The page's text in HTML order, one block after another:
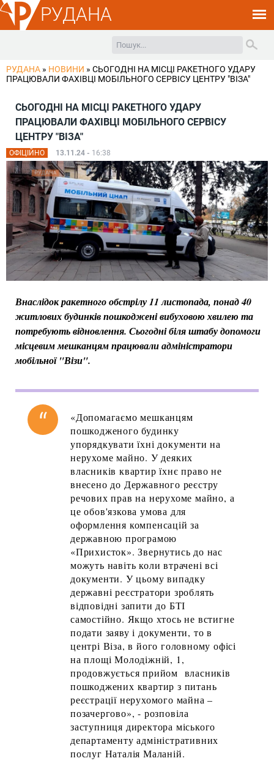
РУДАНА
РУДАНА » НОВИНИ » СЬОГОДНІ НА МІСЦІ РАКЕТНОГО УДАРУ
ПРАЦЮВАЛИ ФАХІВЦІ МОБІЛЬНОГО СЕРВІСУ ЦЕНТРУ "ВІЗА"
СЬОГОДНІ НА МІСЦІ РАКЕТНОГО УДАРУ
ПРАЦЮВАЛИ ФАХІВЦІ МОБІЛЬНОГО СЕРВІСУ
ЦЕНТРУ "ВІЗА"
ОФІЦІЙНО 13.11.24 - 16:38
Внаслідок ракетного обстрілу 11 листопада, понад 40
житлових будинків пошкоджені вибуховою хвилею та
потребують відновлення. Сьогодні біля штабу допомоги
місцевим мешканцям працювали адміністратори
мобільної "Візи".
«Допомагаємо мешканцям
пошкодженого будинку
упорядкувати їхні документи на
нерухоме майно. У деяких
власників квартир їхнє право не
внесено до Державного реєстру
речових прав на нерухоме майно, а
це обов'язкова умова для
оформлення компенсацій за
державною програмою
«Прихисток». Звернутись до нас
можуть навіть коли втрачені всі
документи. У цьому випадку
державні реєстратори зроблять
відповідні запити до БТІ
самостійно. Якщо хтось не встигне
подати заяву і документи, то в
центрі Віза, в його головному офісі
на площі Молодіжній, 1,
продовжується прийом власників
пошкоджених квартир з питань
реєстрації нерухомого майна –
позачергово», - розповіла
заступниця директора міського
департаменту адміністративних
послуг Наталія Маланій.